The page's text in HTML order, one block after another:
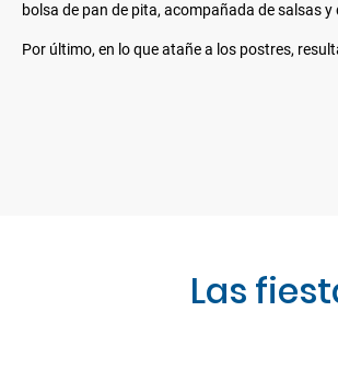
bolsa de pan de pita, acompañada de salsas
Por último, en lo que atañe a los postres,
Las